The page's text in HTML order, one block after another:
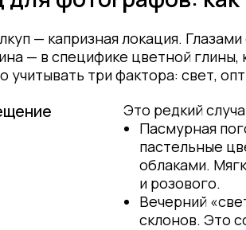
— капризная локация.
— в специфике цветной
учитывать три фактора: свет,
Это редкий
Пасмурная
пастельные
облаками.
и розового.
Вечерний
склонов. Это